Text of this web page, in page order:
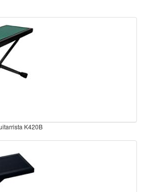
Guitarra Negro con punto Blanco G-28